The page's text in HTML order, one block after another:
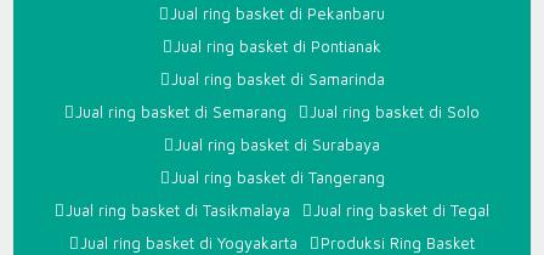
Jual ring basket di Pekanbaru
Jual ring basket di Pontianak
Jual ring basket di Samarinda
Jual ring basket di Semarang
Jual ring basket di Solo
Jual ring basket di Surabaya
Jual ring basket di Tangerang
Jual ring basket di Tasikmalaya
Jual ring basket di Tegal
Jual ring basket di Yogyakarta
Produksi Ring Basket